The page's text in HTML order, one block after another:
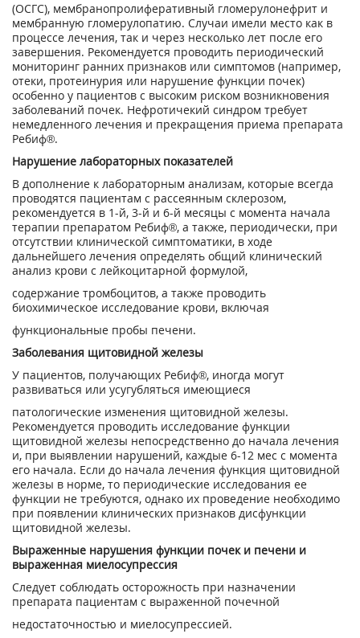
(ОСГС), мембранопролиферативный гломерулонефрит и
мембранную гломерулопатию. Случаи имели место как в
процессе лечения, так и через несколько лет после его
завершения. Рекомендуется проводить периодический
мониторинг ранних признаков или симптомов (например,
отеки, протеинурия или нарушение функции почек)
особенно у пациентов с высоким риском возникновения
заболеваний почек. Нефротичекий синдром требует
немедленного лечения и прекращения приема препарата
Ребиф®.
Нарушение лабораторных показателей
В дополнение к лабораторным анализам, которые всегда
проводятся пациентам с рассеянным склерозом,
рекомендуется в 1-й, 3-й и 6-й месяцы с момента начала
терапии препаратом Ребиф®, а также, периодически, при
отсутствии клинической симптоматики, в ходе
дальнейшего лечения определять общий клинический
анализ крови с лейкоцитарной формулой,
содержание тромбоцитов, а также проводить
биохимическое исследование крови, включая
функциональные пробы печени.
Заболевания щитовидной железы
У пациентов, получающих Ребиф®, иногда могут
развиваться или усугубляться имеющиеся
патологические изменения щитовидной железы.
Рекомендуется проводить исследование функции
щитовидной железы непосредственно до начала лечения
и, при выявлении нарушений, каждые 6-12 мес с момента
его начала. Если до начала лечения функция щитовидной
железы в норме, то периодические исследования ее
функции не требуются, однако их проведение необходимо
при появлении клинических признаков дисфункции
щитовидной железы.
Выраженные нарушения функции почек и печени и
выраженная миелосупрессия
Следует соблюдать осторожность при назначении
препарата пациентам с выраженной почечной
недостаточностью и миелосупрессией.